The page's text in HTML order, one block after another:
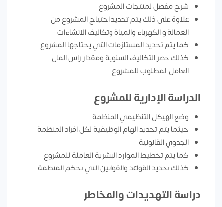
شرح مفصل لمنتجات المشروع
علاوة على ذلك يتم تحديد احتياج المشروع من
العمالة و الكهرباء والمياة وتكاليف الانشاءات
كما يتم تحديد المستلزمات التي يحتاجها المشروع
كذلك حصر التكاليف السنوية ومقدار راس المال
العامل المطلوب للمشروع
الدراسة الإدارية للمشروع
وضع الهيكل التنظيمي المنظمة
حيثما يتم تحديد الهام الوظيفية لكل افراد المنظمة
الجدوي القانونية
كما يتم تخطيط الموارد البشرية العاملة للمشروع
كذلك تحديد القواعد والقوانين التي تحكم المنظمة
دراسة التهديدات والمخاطر